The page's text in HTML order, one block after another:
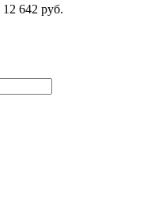
12 642 руб.